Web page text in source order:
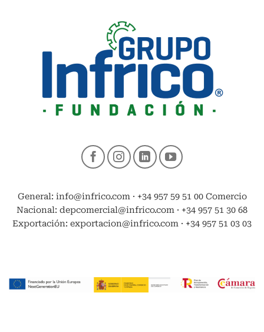
General: info@infrico.com · +34 957 59 51 00 Comercio
Nacional: depcomercial@infrico.com · +34 957 51 30 68
Exportación: exportacion@infrico.com · +34 957 51 03 03